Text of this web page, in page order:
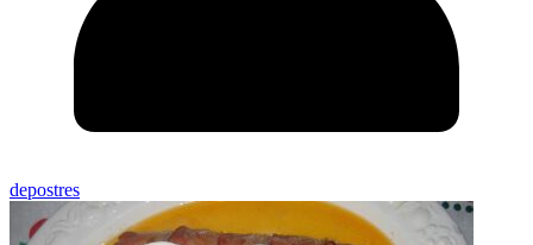
depostres